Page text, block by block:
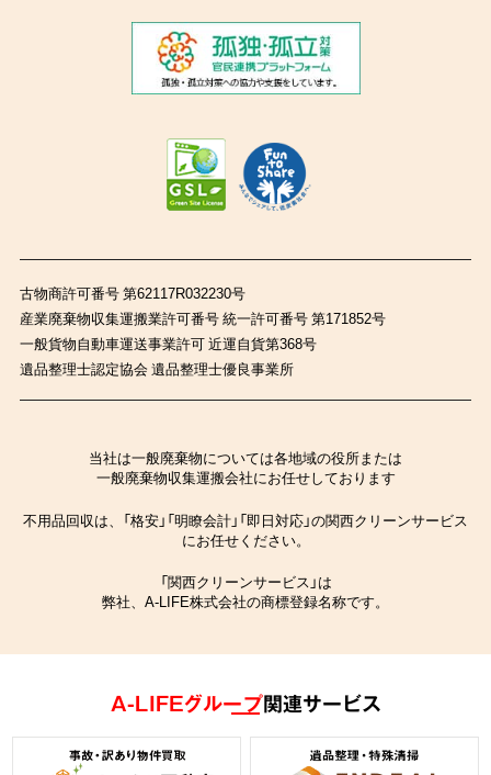
古物商許可番号 第62117R032230号
産業廃棄物収集運搬業許可番号 統一許可番号 第171852号
一般貨物自動車運送事業許可 近運自貨第368号
遺品整理士認定協会 遺品整理士優良事業所
当社は一般廃棄物については各地域の役所または
一般廃棄物収集運搬会社にお任せしております
不用品回収は、「格安」「明瞭会計」「即日対応」の関西クリーンサービス
にお任せください。
「関西クリーンサービス」は
弊社、A-LIFE株式会社の商標登録名称です。
A-LIFEグループ関連サービス